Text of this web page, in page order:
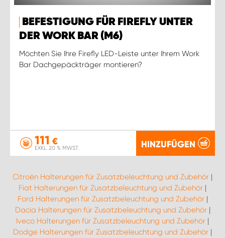
BEFESTIGUNG FÜR FIREFLY UNTER
DER WORK BAR (M6)
Möchten Sie Ihre Firefly LED-Leiste unter Ihrem Work
Bar Dachgepäckträger montieren?
111 €
EXKL. 20 % MWST. HINZUFÜGEN
Citroën Halterungen für Zusatzbeleuchtung und Zubehör |
Fiat Halterungen für Zusatzbeleuchtung und Zubehör |
Ford Halterungen für Zusatzbeleuchtung und Zubehör|
Dacia Halterungen für Zusatzbeleuchtung und Zubehör|
Iveco Halterungen für Zusatzbeleuchtung und Zubehör |
Dodge Halterungen für Zusatzbeleuchtung und Zubehör |